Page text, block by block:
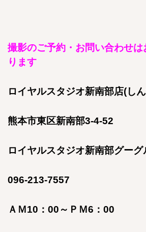
撮影のご予約・お問い合わせ
ります
ロイヤルスタジオ新南部店(しん
熊本市東区新南部3-4-52
ロイヤルスタジオ新南部グーグ
096-213-7557
ＡＭ10：00～ＰＭ6：00